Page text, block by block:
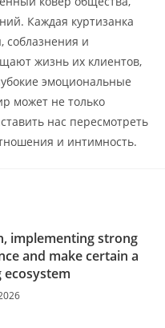
Каждая куртизанка
соблазнения и
жизнь их клиентов,
эмоциональные
может не только
нас пересмотреть
и интимность.
implementing strong
and make certain a
ecosystem